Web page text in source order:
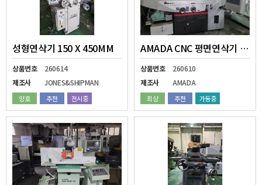
성형연삭기 150 X 450MM
상품번호
260614
제조사
JONES&SHIPMAN
양호 추천 전시중
AMADA CNC 평면연삭기 MEISTER G3
상품번호
260610
제조사
AMADA
최상 추천 가동중